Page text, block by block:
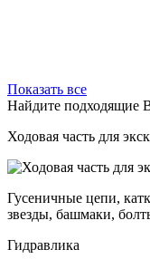
Показать все
Найдите подходящие
Ходовая часть для
Гусеничные цепи,
звезды, башмаки,
Гидравлика